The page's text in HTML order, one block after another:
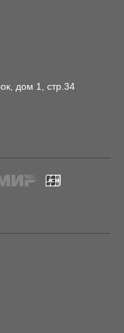
дом 1, стр.34